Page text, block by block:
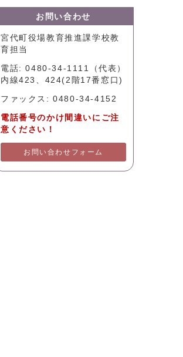
お問い合わせ
宮代町役場教育推進課学校教
育担当
電話: 0480-34-1111（代表）
内線423、424(2階17番窓口)
ファックス: 0480-34-4152
電話番号のかけ間違いにご注
意ください！
お問い合わせフォーム